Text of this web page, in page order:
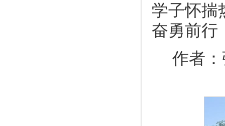
学子怀揣
奋勇前行
作者